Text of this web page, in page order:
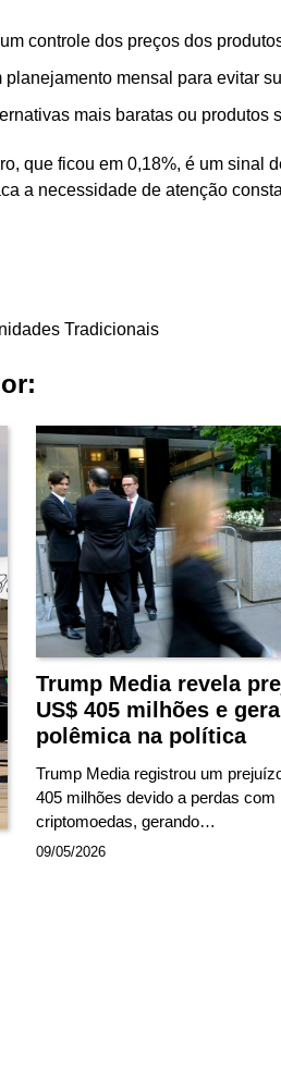
controle dos preços dos
planejamento mensal para evitar
mais baratas ou produtos
que ficou em 0,18%, é um sinal
a necessidade de atenção
Tradicionais
Trump Media revela
US$ 405 milhões e gera
polêmica na política
Trump Media registrou um
405 milhões devido a perdas com
criptomoedas, gerando…
09/05/2026